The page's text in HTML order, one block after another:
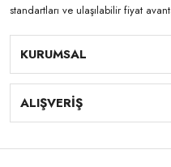
standartları ve ulaşılabilir fiyat
KURUMSAL
ALIŞVERİŞ